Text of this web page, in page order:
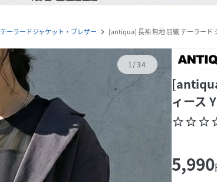
テーラードジャケット・ブレザー navigate_next [antiqua] 長袖 無地 羽織 テーラード
1/34
ィース
star_borderstar_borderstar_border
5,990